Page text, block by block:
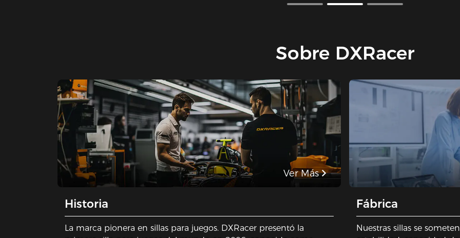
Sobre DXRacer
Ver Más
Historia
La marca pionera en sillas para juegos. DXRacer presentó la
Fábrica
Nuestras sillas se